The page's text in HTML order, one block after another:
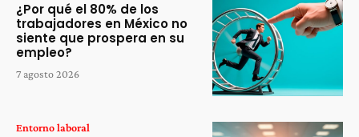
¿Por qué el 80% de los
trabajadores en México no
siente que prospera en su
empleo?
7 agosto 2026
Entorno laboral